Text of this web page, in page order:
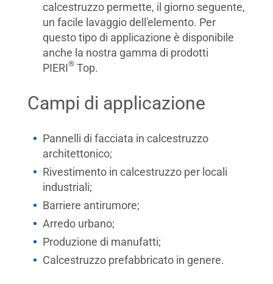
calcestruzzo permette, il giorno seguente,
un facile lavaggio dell'elemento. Per
questo tipo di applicazione è disponibile
anche la nostra gamma di prodotti
PIERI® Top.
Campi di applicazione
Pannelli di facciata in calcestruzzo
architettonico;
Rivestimento in calcestruzzo per locali
industriali;
Barriere antirumore;
Arredo urbano;
Produzione di manufatti;
Calcestruzzo prefabbricato in genere.